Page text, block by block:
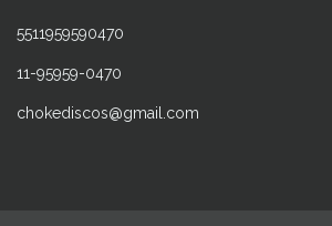
5511959590470
11-95959-0470
chokediscos@gmail.com